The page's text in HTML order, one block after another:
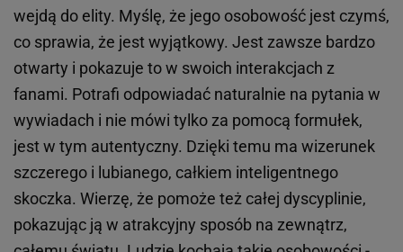
wejdą do elity. Myślę, że jego osobowość jest czymś,
co sprawia, że jest wyjątkowy. Jest zawsze bardzo
otwarty i pokazuje to w swoich interakcjach z
fanami. Potrafi odpowiadać naturalnie na pytania w
wywiadach i nie mówi tylko za pomocą formułek,
jest w tym autentyczny. Dzięki temu ma wizerunek
szczerego i lubianego, całkiem inteligentnego
skoczka. Wierzę, że pomoże też całej dyscyplinie,
pokazując ją w atrakcyjny sposób na zewnątrz,